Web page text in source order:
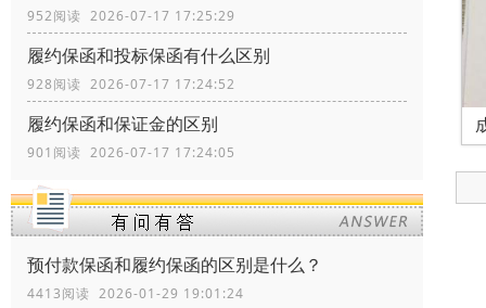
952阅读 2026-07-17 17:25:29
履约保函和投标保函有什么区别
928阅读 2026-07-17 17:24:52
履约保函和保证金的区别
901阅读 2026-07-17 17:24:05
预付款保函和履约保函的区别是什么？
4413阅读 2026-01-29 19:01:24